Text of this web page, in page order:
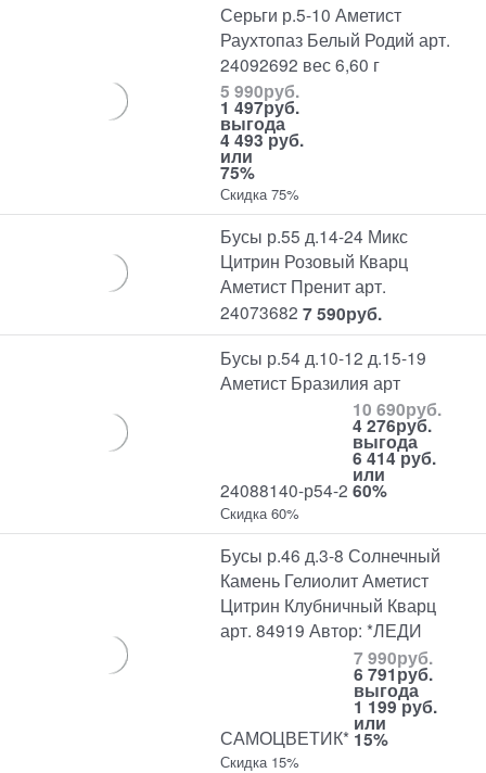
Серьги р.5-10 Аметист
Раухтопаз Белый Родий арт.
24092692 вес 6,60 г
5 990руб.
1 497руб.
выгода
4 493 руб.
или
75%
Скидка 75%
Бусы р.55 д.14-24 Микс
Цитрин Розовый Кварц
Аметист Пренит арт.
24073682 7 590руб.
Бусы р.54 д.10-12 д.15-19
Аметист Бразилия арт
24088140-р54-2
10 690руб.
4 276руб.
выгода
6 414 руб.
или
60%
Скидка 60%
Бусы р.46 д.3-8 Солнечный
Камень Гелиолит Аметист
Цитрин Клубничный Кварц
арт. 84919 Автор: *ЛЕДИ
САМОЦВЕТИК*
7 990руб.
6 791руб.
выгода
1 199 руб.
или
15%
Скидка 15%